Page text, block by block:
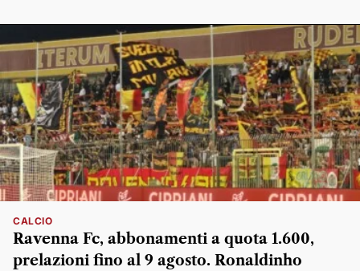
CALCIO
Ravenna Fc, abbonamenti a quota 1.600,
prelazioni fino al 9 agosto. Ronaldinho